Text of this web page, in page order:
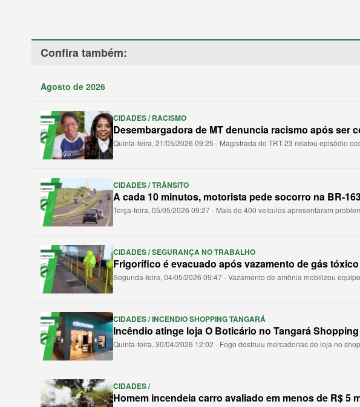
Confira também:
Agosto de 2026
CIDADES / RACISMO
Desembargadora de MT denuncia racismo após ser
Quinta-feira, 21/05/2026 09:25 - Magistrada do TRT-23 relatou episódio
CIDADES / TRÂNSITO
A cada 10 minutos, motorista pede socorro na BR-
Terça-feira, 05/05/2026 09:27 - Mais de 400 veículos apresentaram
CIDADES / SEGURANÇA NO TRABALHO
Frigorífico é evacuado após vazamento de gás
Segunda-feira, 04/05/2026 09:47 - Vazamento de amônia mobilizou
CIDADES / INCENDIO SHOPPING TANGARÁ
Incêndio atinge loja O Boticário no Tangará
Quinta-feira, 30/04/2026 12:02 - Fogo destruiu mercadorias de loja no
CIDADES /
Homem incendeia carro avaliado em menos de R$ 5